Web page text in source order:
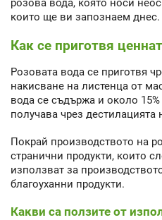
розова вода, която носи
които ще ви запознаем днес.
Как се приготвя
Розовата вода се приготвя
накисване на листенца от
вода се съдържа и около
получава чрез дестилацията
Покрай производството на
странични продукти, които
използват за
благоуханни продукти.
Какви са ползите от